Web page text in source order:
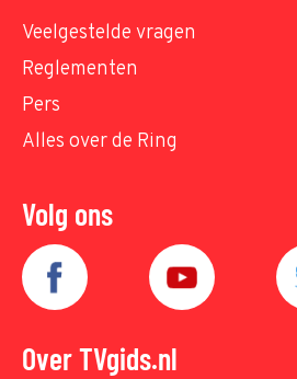
Veelgestelde vragen
Reglementen
Pers
Alles over de Ring
Volg ons
Over TVgids.nl